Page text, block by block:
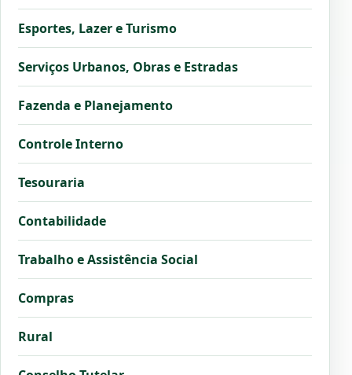
Esportes, Lazer e Turismo
Serviços Urbanos, Obras e Estradas
Fazenda e Planejamento
Controle Interno
Tesouraria
Contabilidade
Trabalho e Assistência Social
Compras
Rural